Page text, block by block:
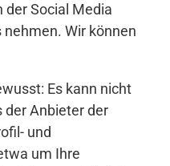
Social Media
Wir können
Es kann nicht
der Anbieter der
und
um Ihre